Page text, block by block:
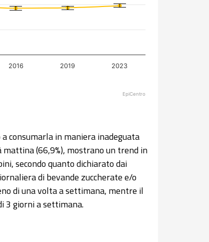
2016 2019 2023
EpiCentro
consumarla in maniera inadeguata
mattina (66,9%), mostrano un trend in
secondo quanto dichiarato dai
di bevande zuccherate e/o
di una volta a settimana, mentre il
3 giorni a settimana.